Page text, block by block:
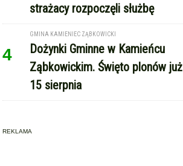
strażacy rozpoczęli służbę
4
GMINA KAMIENIEC ZĄBKOWICKI
Dożynki Gminne w Kamieńcu
Ząbkowickim. Święto plonów już
15 sierpnia
REKLAMA